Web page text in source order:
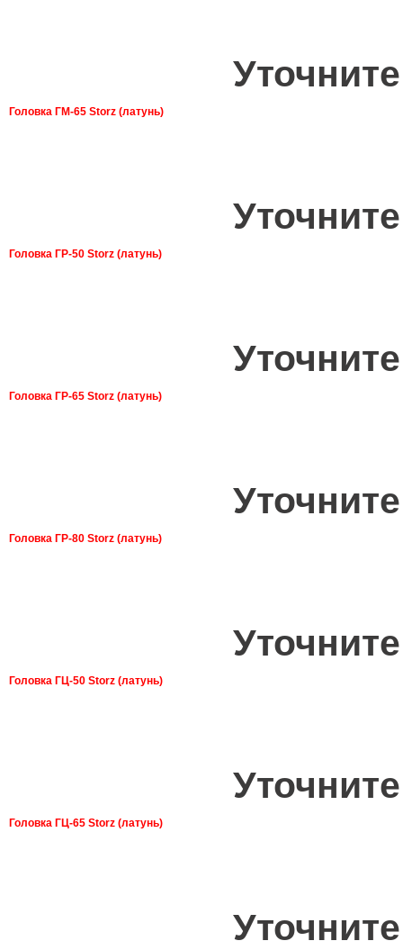
Головка ГМ-65 Storz (латунь)
Головка ГР-50 Storz (латунь)
Головка ГР-65 Storz (латунь)
Головка ГР-80 Storz (латунь)
Головка ГЦ-50 Storz (латунь)
Головка ГЦ-65 Storz (латунь)